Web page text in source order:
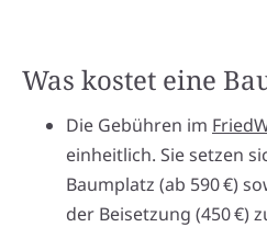
Was kostet eine
Die Gebühren im
einheitlich. Sie setzen
Baumplatz (ab 590 €)
der Beisetzung (450 €)